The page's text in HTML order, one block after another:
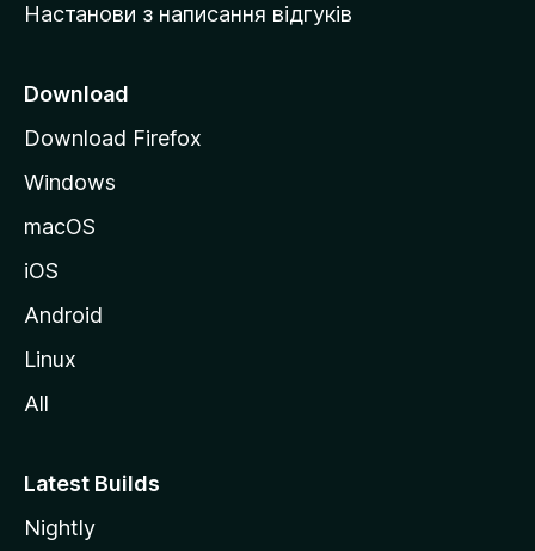
M
z
l
l
Настанови з написання відгуків
Download
Download Firefox
Windows
macOS
iOS
Android
Linux
All
Latest Builds
Nightly